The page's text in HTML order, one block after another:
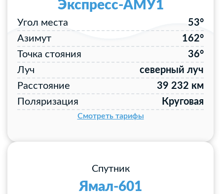
Экспресс-АМУ1
Угол места
53°
Азимут
162°
Точка стояния
36°
Луч
северный луч
Расстояние
39 232 км
Поляризация
Круговая
Смотреть тарифы
Спутник
Ямал-601